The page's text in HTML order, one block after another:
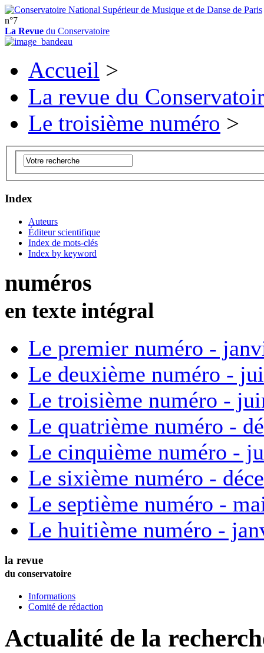
n°7
La Revue du Conservatoire
Accueil >
La revue du
Le troisième numéro >
Index
Auteurs
Éditeur scientifique
Index de mots-clés
Index by keyword
numéros
en texte intégral
Le premier numéro -
Le deuxième numéro -
Le troisième numéro -
Le quatrième numéro -
Le cinquième numéro -
Le sixième numéro -
Le septième numéro -
Le huitième numéro -
la revue
du conservatoire
Informations
Comité de rédaction
Actualité de la